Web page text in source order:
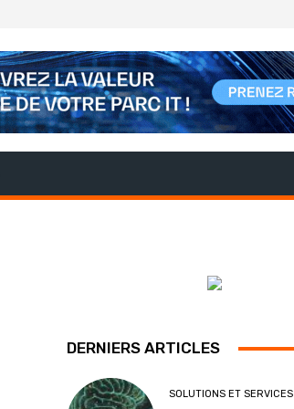
DERNIERS ARTICLES
SOLUTIONS ET SERVICES